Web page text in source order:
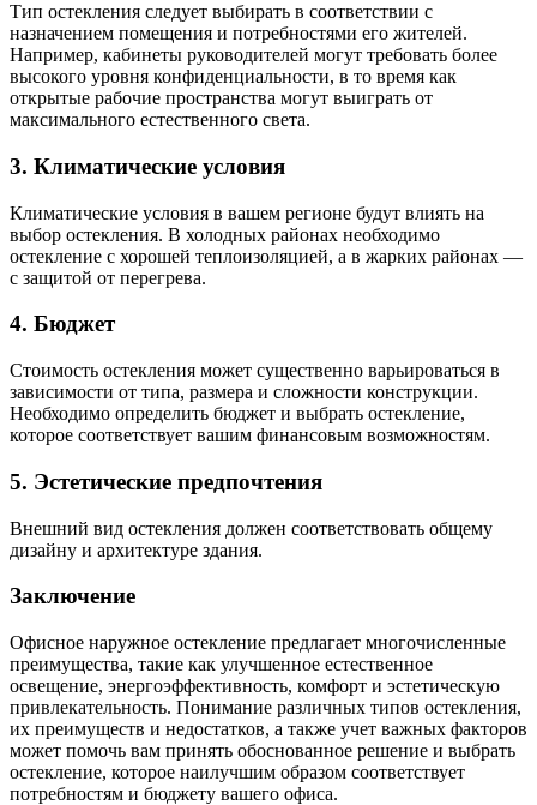
Тип остекления следует выбирать в соответствии с
назначением помещения и потребностями его жителей.
Например, кабинеты руководителей могут требовать более
высокого уровня конфиденциальности, в то время как
открытые рабочие пространства могут выиграть от
максимального естественного света.
3. Климатические условия
Климатические условия в вашем регионе будут влиять на
выбор остекления. В холодных районах необходимо
остекление с хорошей теплоизоляцией, а в жарких районах —
с защитой от перегрева.
4. Бюджет
Стоимость остекления может существенно варьироваться в
зависимости от типа, размера и сложности конструкции.
Необходимо определить бюджет и выбрать остекление,
которое соответствует вашим финансовым возможностям.
5. Эстетические предпочтения
Внешний вид остекления должен соответствовать общему
дизайну и архитектуре здания.
Заключение
Офисное наружное остекление предлагает многочисленные
преимущества, такие как улучшенное естественное
освещение, энергоэффективность, комфорт и эстетическую
привлекательность. Понимание различных типов остекления,
их преимуществ и недостатков, а также учет важных факторов
может помочь вам принять обоснованное решение и выбрать
остекление, которое наилучшим образом соответствует
потребностям и бюджету вашего офиса.